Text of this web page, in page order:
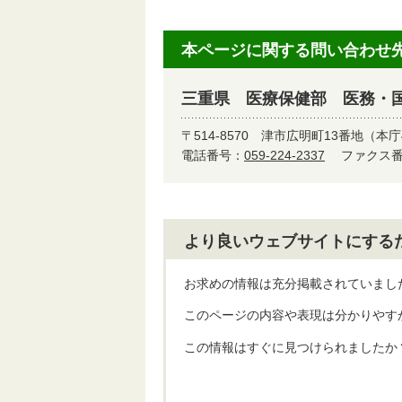
本ページに関する問い合わせ
三重県 医療保健部 医務・
〒514-8570 津市広明町13番地（本
電話番号： 059-224-2337 ファクス
より良いウェブサイトにす
お求めの情報は充分掲載されていまし
このページの内容や表現は分かりやす
この情報はすぐに見つけられましたか